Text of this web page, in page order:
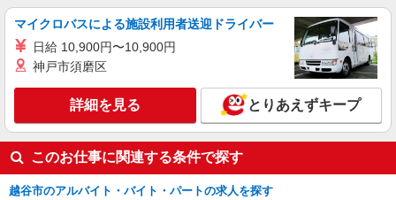
3万円まで交通費支給 ※試用期間（2〜3ヶ月）も
同条件 【手当】固定残業手当／資格手当／店舗職
制手当／住宅手当（実家外かつ賃貸の場合のみ別
途支給）※試用期間明けから支給／特別手当 ※手
当の種類はエリアにより異なります。詳細は面接
時にお尋ねください。
キープ 詳細を見る
アルバイト パート
子ども服販売スタッフ
入社から3ヶ月間：1,300円 4ヶ月目以降：時給
1,230〜1,290円 ※経験に応じて時給は、決めさせ
ていただきます ※子供服経験者の方は、ご相談く
40,000 円／月）
≪Lovetoxic（ラブトキシック） 越谷レイク
タウン店≫ 埼玉県越谷市レイクタウン3-1-1 mori
3階
マイクロバスによる施設利用者送迎ドライバー
日給 10,900円〜10,900円
神戸市須磨区
詳細を見る とりあえずキープ
このお仕事に関連する条件で探す
越谷市のアルバイト・バイト・パートの求人を探す